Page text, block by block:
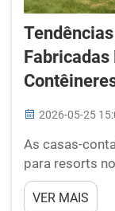
Fabricadas
2026-05-25
As casas-
para resorts
partir de
em
VER MAIS